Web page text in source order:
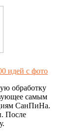
идей с фото
обработку
самым
СанПиНа.
После